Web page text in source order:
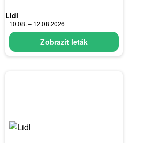
Lidl
10.08. – 12.08.2026
Zobrazit leták